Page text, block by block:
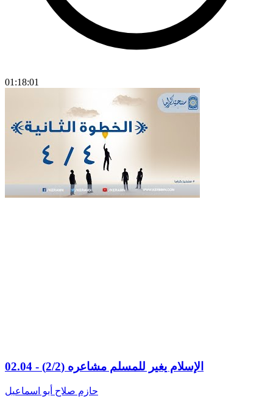
01:18:01
02.04 - الإسلام يغير للمسلم مشاعره (2/2)
حازم صلاح أبو اسماعيل